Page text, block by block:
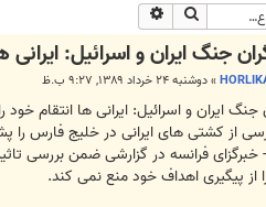
جستجو
جنگ ایران و اسرائیل: ایرانی
»دوشنبه ۲۴ خرداد ۱۳۸۹, ۹:۲۷ ب.ظ
جنگ ایران و اسرائیل: ایرانی ها انتقام
از کشتی های ایرانی در خلیج فارس را
خبرگزای فرانسه در گزارشی ضمن بررسی
از پیگیری اهداف خود منع نمی کند.